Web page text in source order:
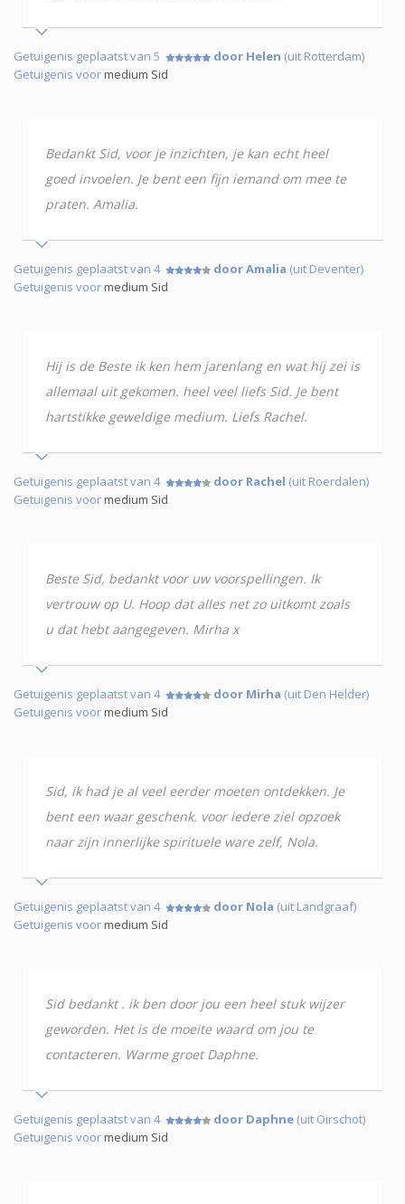
Getuigenis geplaatst van 5 door Helen (uit Rotterdam)
Getuigenis voormedium Sid
Bedankt Sid, voor je inzichten, je kan echt heel
goed invoelen. Je bent een fijn iemand om mee te
praten. Amalia.
Getuigenis geplaatst van 4 door Amalia (uit Deventer)
Getuigenis voormedium Sid
Hij is de Beste ik ken hem jarenlang en wat hij zei is
allemaal uit gekomen. heel veel liefs Sid. Je bent
hartstikke geweldige medium. Liefs Rachel.
Getuigenis geplaatst van 4 door Rachel (uit Roerdalen)
Getuigenis voormedium Sid
Beste Sid, bedankt voor uw voorspellingen. Ik
vertrouw op U. Hoop dat alles net zo uitkomt zoals
u dat hebt aangegeven. Mirha x
Getuigenis geplaatst van 4 door Mirha (uit Den Helder)
Getuigenis voormedium Sid
Sid, ik had je al veel eerder moeten ontdekken. Je
bent een waar geschenk. voor iedere ziel opzoek
naar zijn innerlijke spirituele ware zelf, Nola.
Getuigenis geplaatst van 4 door Nola (uit Landgraaf)
Getuigenis voormedium Sid
Sid bedankt . ik ben door jou een heel stuk wijzer
geworden. Het is de moeite waard om jou te
contacteren. Warme groet Daphne.
Getuigenis geplaatst van 4 door Daphne (uit Oirschot)
Getuigenis voormedium Sid